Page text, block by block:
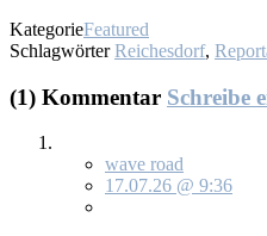
KategorieFeatured
Schlagwörter Reichesdorf,
(1) Kommentar Schreibe
wave road
17.07.26 @ 9:36